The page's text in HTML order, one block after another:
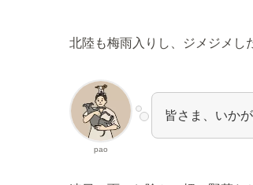
北陸も梅雨入りし、ジメジメし
pao
皆さま、いか